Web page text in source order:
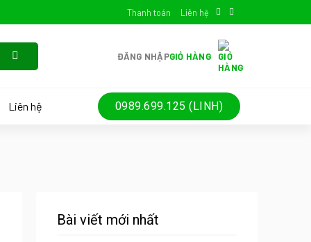
Thanh toán Liên hệ
ĐĂNG NHẬPGIỎ HÀNG
Liên hệ 0989.699.125 (LINH)
Bài viết mới nhất